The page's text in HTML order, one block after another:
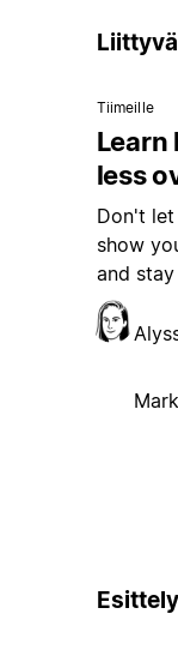
Tiimeille
Learn
less
Don't let
show
and